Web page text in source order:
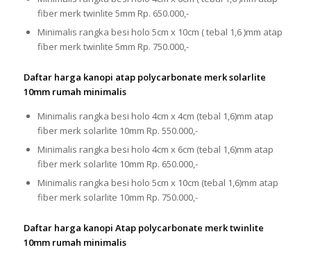
fiber merk twinlite 5mm Rp. 650.000,-
Minimalis rangka besi holo 5cm x 10cm ( tebal 1,6 )mm atap
fiber merk twinlite 5mm Rp. 750.000,-
Daftar harga kanopi atap polycarbonate merk solarlite
10mm rumah minimalis
Minimalis rangka besi holo 4cm x 4cm (tebal 1,6)mm atap
fiber merk solarlite 10mm Rp. 550.000,-
Minimalis rangka besi holo 4cm x 6cm (tebal 1,6)mm atap
fiber merk solarlite 10mm Rp. 650.000,-
Minimalis rangka besi holo 5cm x 10cm (tebal 1,6)mm atap
fiber merk solarlite 10mm Rp. 750.000,-
Daftar harga kanopi Atap polycarbonate merk twinlite
10mm rumah minimalis